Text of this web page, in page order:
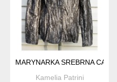
MARYNARKA SREBRNA CANDA
Kamelia Patrini